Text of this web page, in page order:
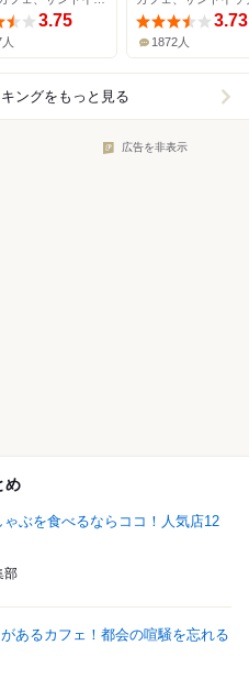
3.75 3.73
1872人
ングをもっと見る
広告を非表示
め
ぶを食べるならココ！人気店12
部
あるカフェ！都会の喧騒を忘れる